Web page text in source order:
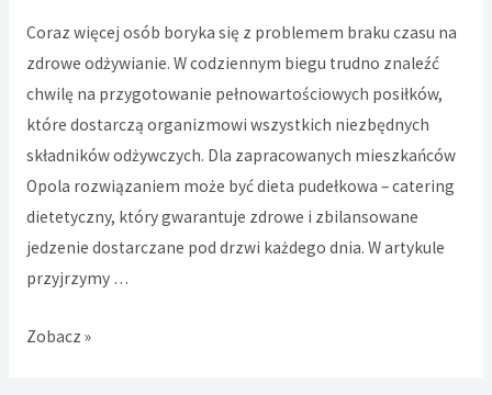
Coraz więcej osób boryka się z problemem braku czasu na
zdrowe odżywianie. W codziennym biegu trudno znaleźć
chwilę na przygotowanie pełnowartościowych posiłków,
które dostarczą organizmowi wszystkich niezbędnych
składników odżywczych. Dla zapracowanych mieszkańców
Opola rozwiązaniem może być dieta pudełkowa – catering
dietetyczny, który gwarantuje zdrowe i zbilansowane
jedzenie dostarczane pod drzwi każdego dnia. W artykule
przyjrzymy …
Zdrowe
Zobacz »